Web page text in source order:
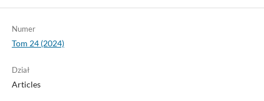
Numer
Tom 24 (2024)
Dział
Articles